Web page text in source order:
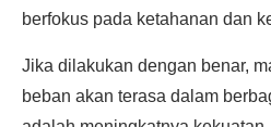
berfokus pada ketahanan dan
Jika dilakukan dengan benar,
beban akan terasa dalam